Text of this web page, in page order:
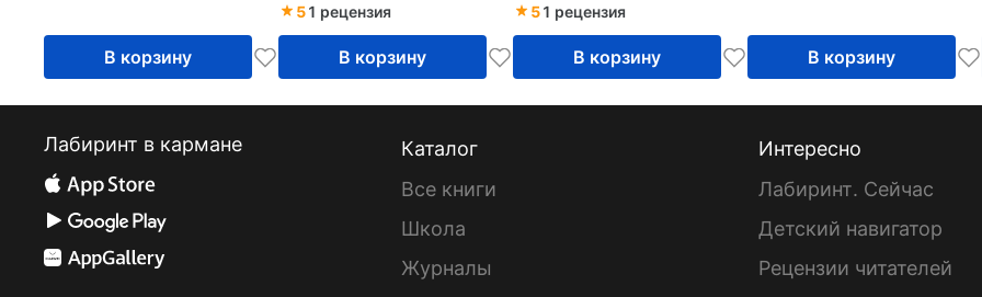
В корзину
51 рецензия
В корзину
51 рецензия
В корзину В корзину
Лабиринт в кармане
Каталог
Все книги
Школа
Журналы
Интересно
Лабиринт. Сейчас
Детский навигатор
Рецензии читателей